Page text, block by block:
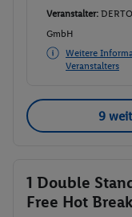
Veranstalter:
GmbH
Weitere
Veranstalters
9
1 Double
Free Hot